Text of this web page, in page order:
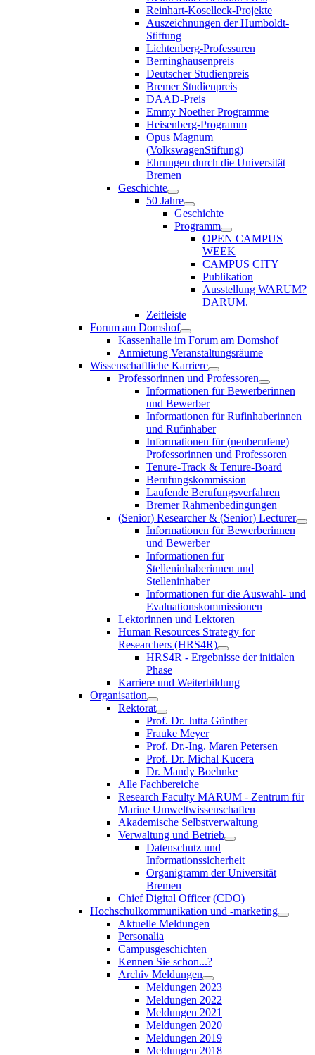
Reinhart-Koselleck-Projekte
Auszeichnungen der Humboldt-
Stiftung
Lichtenberg-Professuren
Berninghausenpreis
Deutscher Studienpreis
Bremer Studienpreis
DAAD-Preis
Emmy Noether Programme
Heisenberg-Programm
Opus Magnum
(VolkswagenStiftung)
Ehrungen durch die Universität
Bremen
Geschichte
50 Jahre
Geschichte
Programm
OPEN CAMPUS
WEEK
CAMPUS CITY
Publikation
Ausstellung WARUM?
DARUM.
Zeitleiste
Forum am Domshof
Kassenhalle im Forum am Domshof
Anmietung Veranstaltungsräume
Wissenschaftliche Karriere
Professorinnen und Professoren
Informationen für Bewerberinnen
und Bewerber
Informationen für Rufinhaberinnen
und Rufinhaber
Informationen für (neuberufene)
Professorinnen und Professoren
Tenure-Track & Tenure-Board
Berufungskommission
Laufende Berufungsverfahren
Bremer Rahmenbedingungen
(Senior) Researcher & (Senior) Lecturer
Informationen für Bewerberinnen
und Bewerber
Informationen für
Stelleninhaberinnen und
Stelleninhaber
Informationen für die Auswahl- und
Evaluationskommissionen
Lektorinnen und Lektoren
Human Resources Strategy for
Researchers (HRS4R)
HRS4R - Ergebnisse der initialen
Phase
Karriere und Weiterbildung
Organisation
Rektorat
Prof. Dr. Jutta Günther
Frauke Meyer
Prof. Dr.-Ing. Maren Petersen
Prof. Dr. Michal Kucera
Dr. Mandy Boehnke
Alle Fachbereiche
Research Faculty MARUM - Zentrum für
Marine Umweltwissenschaften
Akademische Selbstverwaltung
Verwaltung und Betrieb
Datenschutz und
Informationssicherheit
Organigramm der Universität
Bremen
Chief Digital Officer (CDO)
Hochschulkommunikation und -marketing
Aktuelle Meldungen
Personalia
Campusgeschichten
Kennen Sie schon...?
Archiv Meldungen
Meldungen 2023
Meldungen 2022
Meldungen 2021
Meldungen 2020
Meldungen 2019
Meldungen 2018